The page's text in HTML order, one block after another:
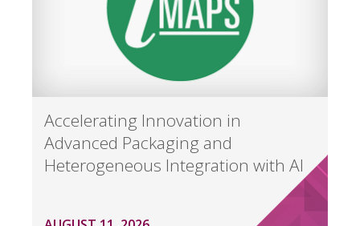
Accelerating Innovation in
Advanced Packaging and
Heterogeneous Integration with AI